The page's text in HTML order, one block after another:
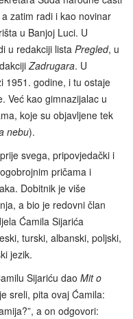
zatim radi i kao novinar
u Banjoj Luci. U
u redakciji listaPregled, u
Zadrugara. U
1951. godine, i tu ostaje
Već kao gimnazijalac u
koje su objavljene tek
nebu).
svega, pripovjedački i
pričama i
Dobitnik je više
a bio je redovni član
Ćamila Sijarića
turski, albanski, poljski,
jezik.
Sijariću dao Mit o
sreli, pita ovaj Ćamila:
a on odgovori: